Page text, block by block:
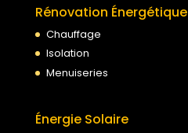
Rénovation Énergétique
Chauffage
Isolation
Menuiseries
Énergie Solaire